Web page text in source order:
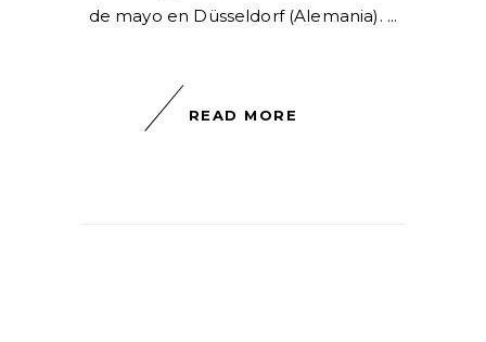
de mayo en Düsseldorf (Alemania).
READ MORE